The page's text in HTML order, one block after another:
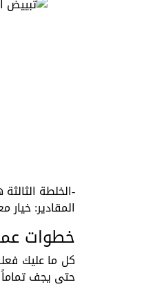
-الخلطة
المقادير:
خطوات
كل ما عليك
حتى يجف تماماً